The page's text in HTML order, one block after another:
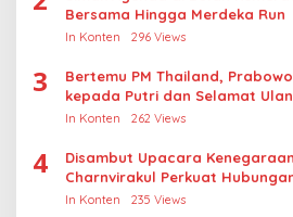
Bersama Hingga Merdeka Run
In Konten 296 Views
3
Bertemu PM Thailand,
kepada Putri dan Selamat
Thailand
In Konten 262 Views
4
Disambut Upacara
Charnvirakul Perkuat
In Konten 235 Views